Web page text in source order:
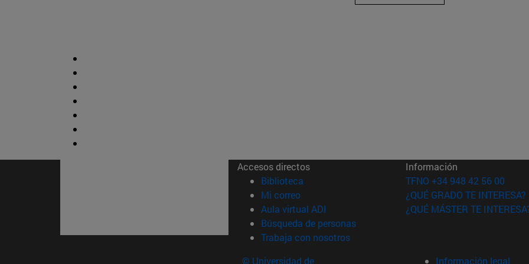
Accesos directos
Biblioteca (abre en nueva ventana)
Mi correo(abre en nueva ventana)
Aula virtual ADI (abre en nueva ventana)
Búsqueda de personas(abre en nueva ventana)
Trabaja con nosotros(abre en nueva ventana)
Información
TFNO +34 948 42 56 00
¿QUÉ GRADO TE INTERESA?
¿QUÉ MÁSTER TE
© Universidad de Información legal